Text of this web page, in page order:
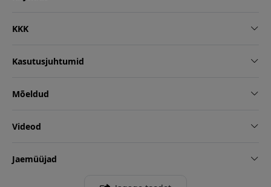
KKK
Kasutusjuhtumid
Mõeldud
Videod
Jaemüüjad